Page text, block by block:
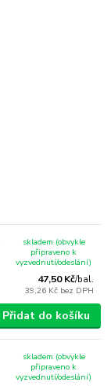
47,50 Kč/bal.
39,26 Kč bez DPH
skladem (obvykle
připraveno k
vyzvednutí/odeslání)
Přidat do košíku
skladem (obvykle
připraveno k
vyzvednutí/odeslání)